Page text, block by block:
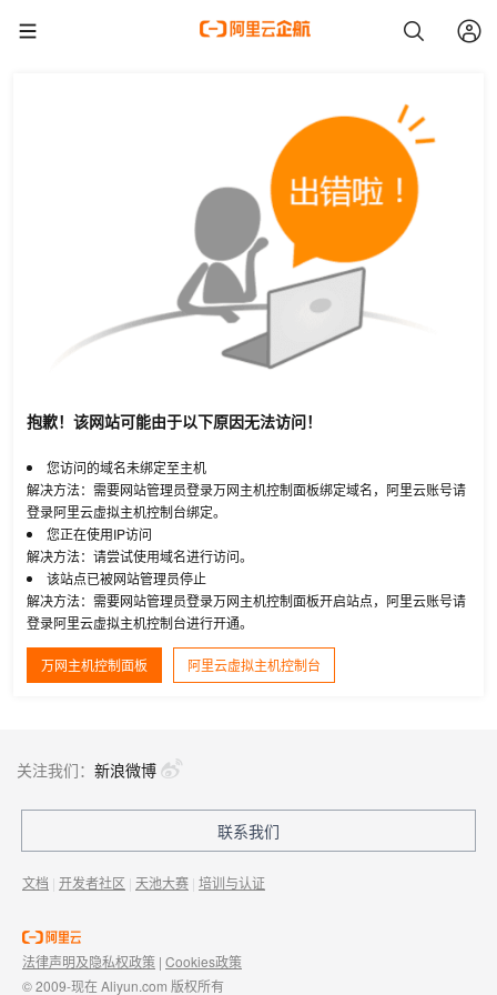
抱歉！该网站可能由于以下原因无法访问！
您访问的域名未绑定至主机
解决方法：需要网站管理员登录万网主机控制面板绑定域名，阿里云账号请
登录阿里云虚拟主机控制台绑定。
您正在使用IP访问
解决方法：请尝试使用域名进行访问。
该站点已被网站管理员停止
解决方法：需要网站管理员登录万网主机控制面板开启站点，阿里云账号请
登录阿里云虚拟主机控制台进行开通。
万网主机控制面板 阿里云虚拟主机控制台